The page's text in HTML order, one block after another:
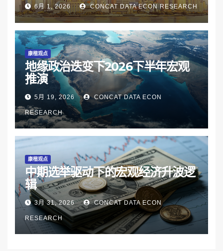
6月 1, 2026 CONCAT DATA ECON RESEARCH
康楷观点
地缘政治迭变下2026下半年宏观
推演
5月 19, 2026 CONCAT DATA ECON
RESEARCH
康楷观点
中期选举驱动下的宏观经济升波逻
辑
3月 31, 2026 CONCAT DATA ECON
RESEARCH